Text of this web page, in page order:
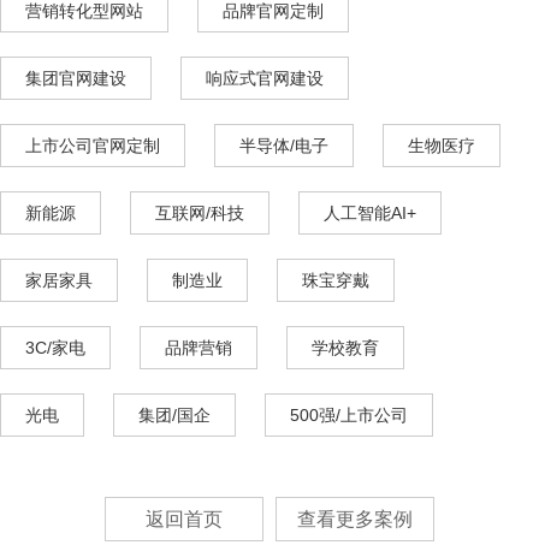
营销转化型网站 品牌官网定制
集团官网建设 响应式官网建设
上市公司官网定制 半导体/电子 生物医疗
新能源 互联网/科技 人工智能AI+
家居家具 制造业 珠宝穿戴
3C/家电 品牌营销 学校教育
光电 集团/国企 500强/上市公司
返回首页 查看更多案例